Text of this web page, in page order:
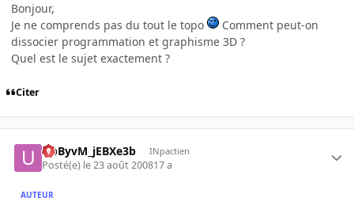
Bonjour,
Je ne comprends pas du tout le topo
Comment peut-on
dissocier programmation et graphisme 3D ?
Quel est le sujet exactement ?
Citer
UpByvM_jEBXe3b INpactien
Posté(e) le 23 août 200817 a
AUTEUR